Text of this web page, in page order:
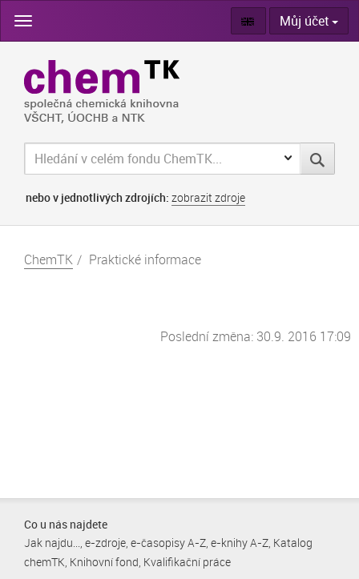
navigation
nebo v jednotlivých zdrojích: zobrazit zdroje
Můj účet
ChemTK Praktické informace
Poslední změna: 30.9. 2016 17:09
Co u nás najdete
Jak najdu... e-zdroje e-časopisy A-Z e-knihy A-Z Katalog
chemTK Knihovní fond Kvalifikační práce